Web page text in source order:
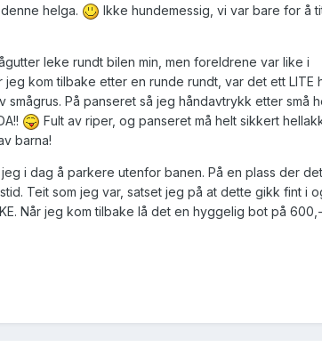
helga.
Ikke hundemessig, vi var bare for å
leke rundt bilen min, men foreldrene var like i
kom tilbake etter en runde rundt, var det ett LITE
smågrus. På panseret så jeg håndavtrykk etter små
Fult av riper, og panseret må helt sikkert
barna!
i dag å parkere utenfor banen. På en plass der
Teit som jeg var, satset jeg på at dette gikk fint i
Når jeg kom tilbake lå det en hyggelig bot på